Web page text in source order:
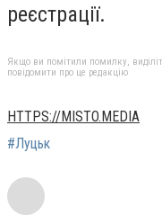
реєстрації.
Якщо ви помітили помилку,
повідомити про це редакцію
HTTPS://MISTO.MEDIA
#Луцьк